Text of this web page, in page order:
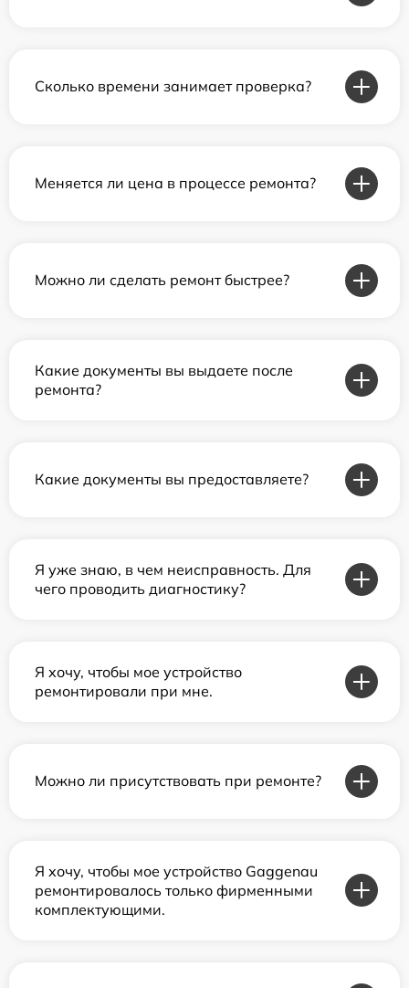
Сколько времени занимает проверка?
Меняется ли цена в процессе ремонта?
Можно ли сделать ремонт быстрее?
Какие документы вы выдаете после
ремонта?
Какие документы вы предоставляете?
Я уже знаю, в чем неисправность. Для
чего проводить диагностику?
Я хочу, чтобы мое устройство
ремонтировали при мне.
Можно ли присутствовать при ремонте?
Я хочу, чтобы мое устройство Gaggenau
ремонтировалось только фирменными
комплектующими.